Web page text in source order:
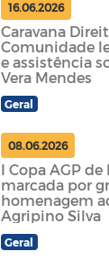
16.06.2026
Caravana
Comunidade
e assistência
Vera Mendes
Geral
08.06.2026
I Copa AGP
marcada por
homenagem
Agripino Silva
Geral